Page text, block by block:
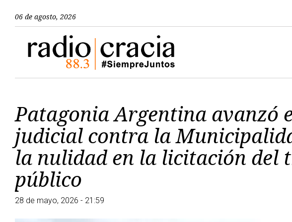
06 de agosto, 2026
Patagonia Argentina avanzó
judicial contra la
la nulidad en la licitación del
público
28 de mayo, 2026 - 21:59